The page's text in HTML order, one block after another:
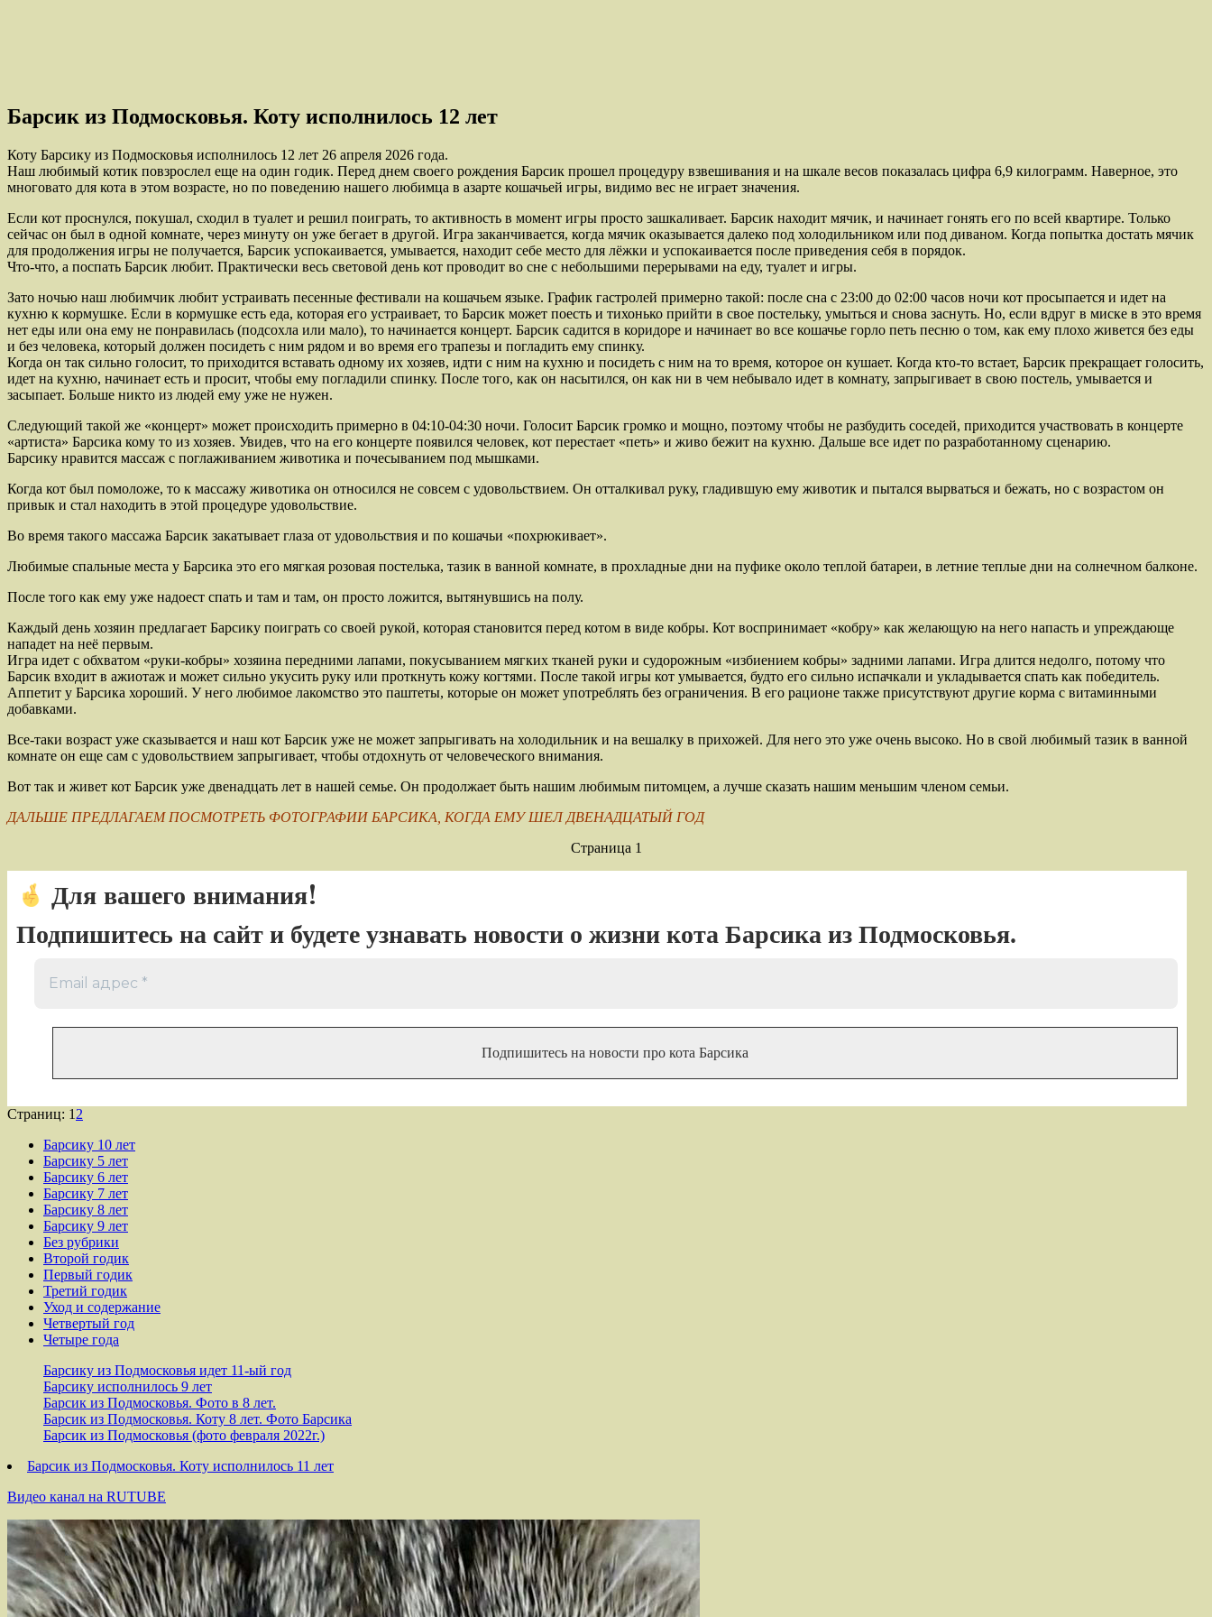
Барсик из Подмосковья. Коту исполнилось 12 лет
Коту Барсику из Подмосковья исполнилось 12 лет 26 апреля 2026 года.
Наш любимый котик повзрослел еще на один годик. Перед днем своего рождения Барсик прошел процедуру взвешивания и на шкале весов показалась цифра 6,9 килограмм. Наверное, это
многовато для кота в этом возрасте, но по поведению нашего любимца в азарте кошачьей игры, видимо вес не играет значения.
Если кот проснулся, покушал, сходил в туалет и решил поиграть, то активность в момент игры просто зашкаливает. Барсик находит мячик, и начинает гонять его по всей квартире. Только
сейчас он был в одной комнате, через минуту он уже бегает в другой. Игра заканчивается, когда мячик оказывается далеко под холодильником или под диваном. Когда попытка достать мячик
для продолжения игры не получается, Барсик успокаивается, умывается, находит себе место для лёжки и успокаивается после приведения себя в порядок.
Что-что, а поспать Барсик любит. Практически весь световой день кот проводит во сне с небольшими перерывами на еду, туалет и игры.
Зато ночью наш любимчик любит устраивать песенные фестивали на кошачьем языке. График гастролей примерно такой: после сна с 23:00 до 02:00 часов ночи кот просыпается и идет на
кухню к кормушке. Если в кормушке есть еда, которая его устраивает, то Барсик может поесть и тихонько прийти в свое постельку, умыться и снова заснуть. Но, если вдруг в миске в это время
нет еды или она ему не понравилась (подсохла или мало), то начинается концерт. Барсик садится в коридоре и начинает во все кошачье горло петь песню о том, как ему плохо живется без еды
и без человека, который должен посидеть с ним рядом и во время его трапезы и погладить ему спинку.
Когда он так сильно голосит, то приходится вставать одному их хозяев, идти с ним на кухню и посидеть с ним на то время, которое он кушает. Когда кто-то встает, Барсик прекращает голосить,
идет на кухню, начинает есть и просит, чтобы ему погладили спинку. После того, как он насытился, он как ни в чем небывало идет в комнату, запрыгивает в свою постель, умывается и
засыпает. Больше никто из людей ему уже не нужен.
Следующий такой же «концерт» может происходить примерно в 04:10-04:30 ночи. Голосит Барсик громко и мощно, поэтому чтобы не разбудить соседей, приходится участвовать в концерте
«артиста» Барсика кому то из хозяев. Увидев, что на его концерте появился человек, кот перестает «петь» и живо бежит на кухню. Дальше все идет по разработанному сценарию.
Барсику нравится массаж с поглаживанием животика и почесыванием под мышками.
Когда кот был помоложе, то к массажу животика он относился не совсем с удовольствием. Он отталкивал руку, гладившую ему животик и пытался вырваться и бежать, но с возрастом он
привык и стал находить в этой процедуре удовольствие.
Во время такого массажа Барсик закатывает глаза от удовольствия и по кошачьи «похрюкивает».
Любимые спальные места у Барсика это его мягкая розовая постелька, тазик в ванной комнате, в прохладные дни на пуфике около теплой батареи, в летние теплые дни на солнечном балконе.
После того как ему уже надоест спать и там и там, он просто ложится, вытянувшись на полу.
Каждый день хозяин предлагает Барсику поиграть со своей рукой, которая становится перед котом в виде кобры. Кот воспринимает «кобру» как желающую на него напасть и упреждающе
нападет на неё первым.
Игра идет с обхватом «руки-кобры» хозяина передними лапами, покусыванием мягких тканей руки и судорожным «избиением кобры» задними лапами. Игра длится недолго, потому что
Барсик входит в ажиотаж и может сильно укусить руку или проткнуть кожу когтями. После такой игры кот умывается, будто его сильно испачкали и укладывается спать как победитель.
Аппетит у Барсика хороший. У него любимое лакомство это паштеты, которые он может употреблять без ограничения. В его рационе также присутствуют другие корма с витаминными
добавками.
Все-таки возраст уже сказывается и наш кот Барсик уже не может запрыгивать на холодильник и на вешалку в прихожей. Для него это уже очень высоко. Но в свой любимый тазик в ванной
комнате он еще сам с удовольствием запрыгивает, чтобы отдохнуть от человеческого внимания.
Вот так и живет кот Барсик уже двенадцать лет в нашей семье. Он продолжает быть нашим любимым питомцем, а лучше сказать нашим меньшим членом семьи.
ДАЛЬШЕ ПРЕДЛАГАЕМ ПОСМОТРЕТЬ ФОТОГРАФИИ БАРСИКА, КОГДА ЕМУ ШЕЛ ДВЕНАДЦАТЫЙ ГОД
Страница 1
Для вашего внимания!
Подпишитесь на сайт и будете узнавать новости о жизни кота Барсика из Подмосковья.
Страниц: Страница
1 ,Страница
2
Барсику 10 лет
Барсику 5 лет
Барсику 6 лет
Барсику 7 лет
Барсику 8 лет
Барсику 9 лет
Без рубрики
Второй годик
Первый годик
Третий годик
Уход и содержание
Четвертый год
Четыре года
Барсику из Подмосковья идет 11-ый год
Барсику исполнилось 9 лет
Барсик из Подмосковья. Фото в 8 лет.
Барсик из Подмосковья. Коту 8 лет. Фото Барсика
Барсик из Подмосковья (фото февраля 2022г.)
Барсик из Подмосковья. Коту исполнилось 11 лет
Видео канал на RUTUBE